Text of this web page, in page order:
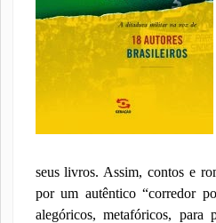
seus livros. Assim, contos e
por um autêntico “corredor
alegóricos, metafóricos, para